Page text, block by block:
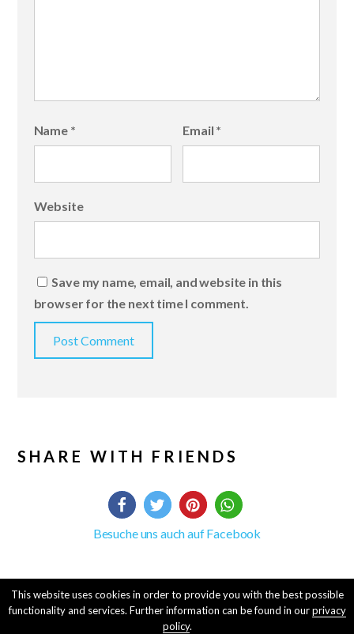
Name * Email *
Website
Save my name, email, and website in this
browser for the next time I comment.
SHARE WITH FRIENDS
Besuche uns auch auf Facebook
© 2016-19 Davin Enterprises, Stone Diamond
This website uses cookies in order to provide you with the best possible
functionality and services. Further information can be found in ourprivacy
policy.